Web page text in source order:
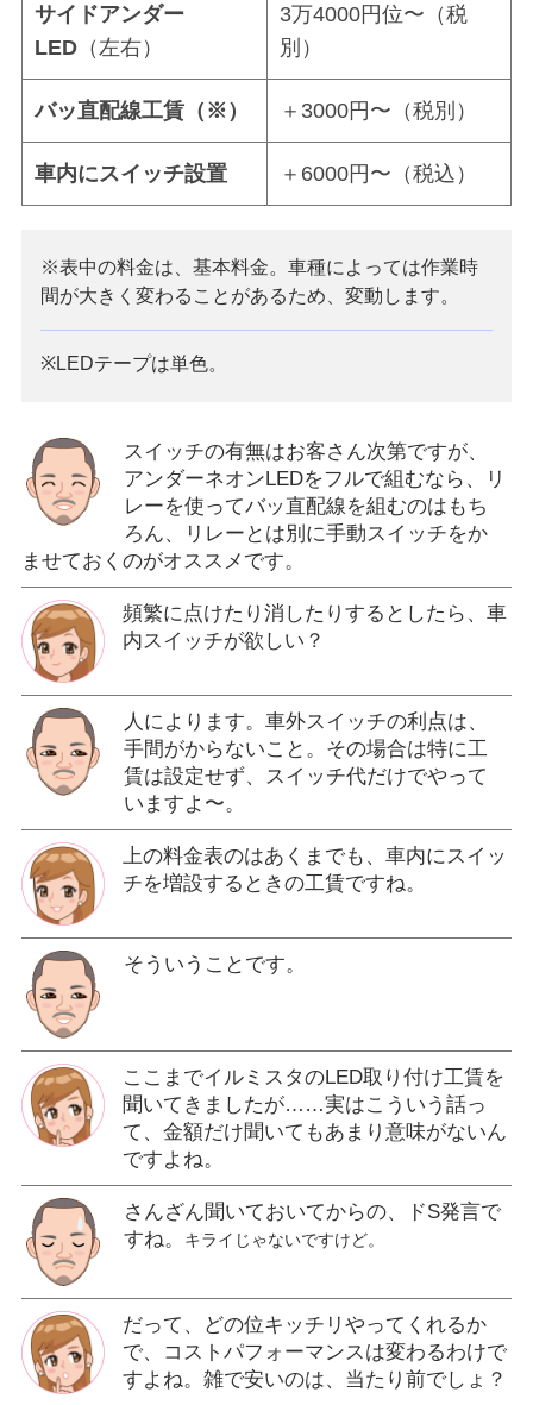
サイドアンダー
LED（左右）
3万4000円位〜（税
別）
バッ直配線工賃（※） ＋3000円〜（税別）
車内にスイッチ設置 ＋6000円〜（税込）
※表中の料金は、基本料金。車種によっては作業時
間が大きく変わることがあるため、変動します。
※LEDテープは単色。
スイッチの有無はお客さん次第ですが、
アンダーネオンLEDをフルで組むなら、リ
レーを使ってバッ直配線を組むのはもち
ろん、リレーとは別に手動スイッチをか
ませておくのがオススメです。
頻繁に点けたり消したりするとしたら、車
内スイッチが欲しい？
人によります。車外スイッチの利点は、
手間がからないこと。その場合は特に工
賃は設定せず、スイッチ代だけでやって
いますよ〜。
上の料金表のはあくまでも、車内にスイッ
チを増設するときの工賃ですね。
そういうことです。
ここまでイルミスタのLED取り付け工賃を
聞いてきましたが……実はこういう話っ
て、金額だけ聞いてもあまり意味がないん
ですよね。
さんざん聞いておいてからの、ドS発言で
すね。
キライじゃないですけど。
だって、どの位キッチリやってくれるか
で、コストパフォーマンスは変わるわけで
すよね。雑で安いのは、当たり前でしょ？